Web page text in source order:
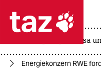
 taz
taz
usa
Energiekonzern RWE